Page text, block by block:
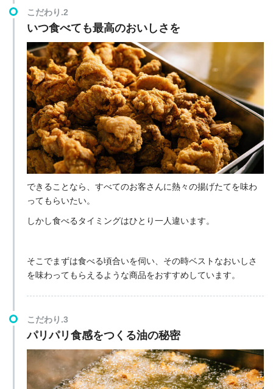
こだわり.2
いつ食べても最高のおいしさを
できることなら、すべてのお客さんに熱々の揚げたてを味わ
ってもらいたい。
しかし食べるタイミングはひとり一人違います。
そこでまずは食べる頃合いを伺い、その時ベストなおいしさ
を味わってもらえるような商品をおすすめしています。
こだわり.3
パリパリ食感をつくる油の秘密